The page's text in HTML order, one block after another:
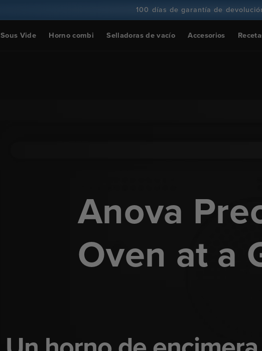
100 días de garantía de
Sous Vide Horno combi Selladoras de vacío Accesorios
Anova
Oven at a